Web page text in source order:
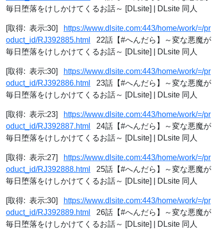
毎日堕落をけしかけてくるお話～ [DLsite] | DLsite 同人
[取得: 表示:30]
https://www.dlsite.com:443/home/work/=/pr
oduct_id/RJ392885.html
22話【#へんだら】～変な悪魔が
毎日堕落をけしかけてくるお話～ [DLsite] | DLsite 同人
[取得: 表示:30]
https://www.dlsite.com:443/home/work/=/pr
oduct_id/RJ392886.html
23話【#へんだら】～変な悪魔が
毎日堕落をけしかけてくるお話～ [DLsite] | DLsite 同人
[取得: 表示:23]
https://www.dlsite.com:443/home/work/=/pr
oduct_id/RJ392887.html
24話【#へんだら】～変な悪魔が
毎日堕落をけしかけてくるお話～ [DLsite] | DLsite 同人
[取得: 表示:27]
https://www.dlsite.com:443/home/work/=/pr
oduct_id/RJ392888.html
25話【#へんだら】～変な悪魔が
毎日堕落をけしかけてくるお話～ [DLsite] | DLsite 同人
[取得: 表示:30]
https://www.dlsite.com:443/home/work/=/pr
oduct_id/RJ392889.html
26話【#へんだら】～変な悪魔が
毎日堕落をけしかけてくるお話～ [DLsite] | DLsite 同人